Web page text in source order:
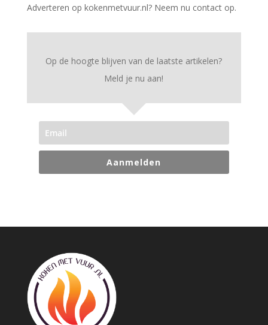
Adverteren op kokenmetvuur.nl? Neem nu contact op.
Op de hoogte blijven van de laatste artikelen?
Meld je nu aan!
Aanmelden